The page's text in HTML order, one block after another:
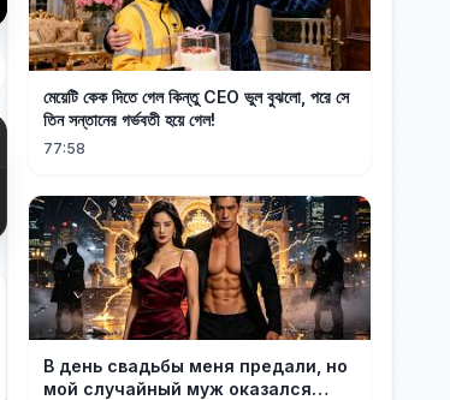
মেয়েটি কেক দিতে গেল কিন্তু CEO ভুল বুঝলো, পরে সে
তিন সন্তানের গর্ভবতী হয়ে গেল!
77:58
В день свадьбы меня предали, но
мой случайный муж оказался